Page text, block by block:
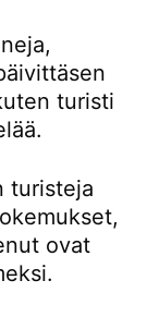
turisti
turisteja
ovat